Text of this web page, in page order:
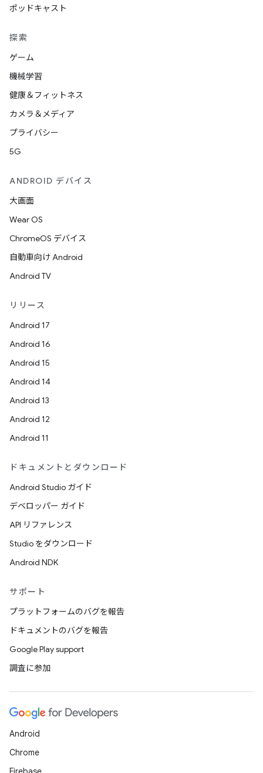
ポッドキャスト
探索
ゲーム
機械学習
健康＆フィットネス
カメラ＆メディア
プライバシー
5G
ANDROID デバイス
大画面
Wear OS
ChromeOS デバイス
自動車向け Android
Android TV
リリース
Android 17
Android 16
Android 15
Android 14
Android 13
Android 12
Android 11
ドキュメントとダウンロード
Android Studio ガイド
デベロッパー ガイド
API リファレンス
Studio をダウンロード
Android NDK
サポート
プラットフォームのバグを報告
ドキュメントのバグを報告
Google Play support
調査に参加
Android
Chrome